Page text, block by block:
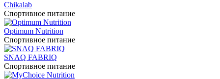
Chikalab
Спортивное питание
Optimum Nutrition
Спортивное питание
SNAQ FABRIQ
Спортивное питание